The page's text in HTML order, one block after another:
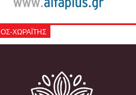
ΧΩΡΑΪΤΗΣ